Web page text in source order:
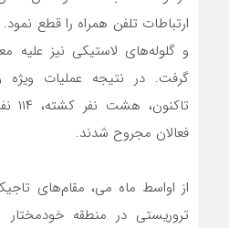
ارتباطات تلفن همراه را قطع
و گلوله‌های لاستیکی نیز علیه
گرفت. در نتیجه عملیات ویژه
فعالان مجروح شدند.
از اواسط ماه می، مقام‌های
تروریستی در منطقه